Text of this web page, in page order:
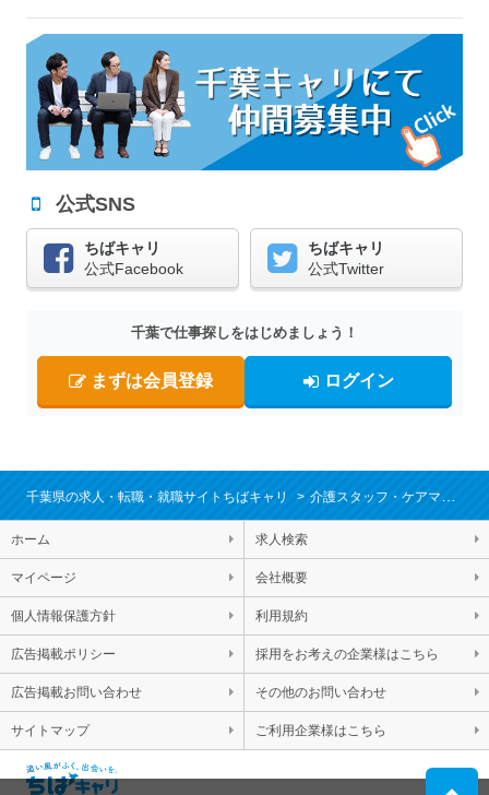
公式SNS
ちばキャリ
公式Facebook
ちばキャリ
公式Twitter
千葉で仕事探しをはじめましょう！
まずは会員登録 ログイン
千葉県の求人・転職・就職サイトちばキャリ 介護スタッフ・ケアマネジャー・生活相談員・栄養士・保育士・ベビーシッター
ホーム 求人検索
マイページ 会社概要
個人情報保護方針 利用規約
広告掲載ポリシー 採用をお考えの企業様はこちら
広告掲載お問い合わせ その他のお問い合わせ
サイトマップ ご利用企業様はこちら